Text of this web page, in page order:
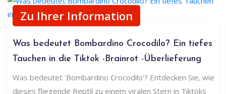
Zu Ihrer Information
Was bedeutet Bombardino Crocodilo? Ein tiefes
Tauchen in die Tiktok -Brainrot -Überlieferung
Was bedeutet 'Bombardino Crocodilo'? Entdecken Sie, wie
dieses fliegende Reptil zu einem viralen Stern in Tiktoks